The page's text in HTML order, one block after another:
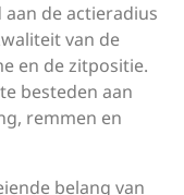
de actieradius
van de
en de zitpositie.
besteden aan
remmen en
belang van